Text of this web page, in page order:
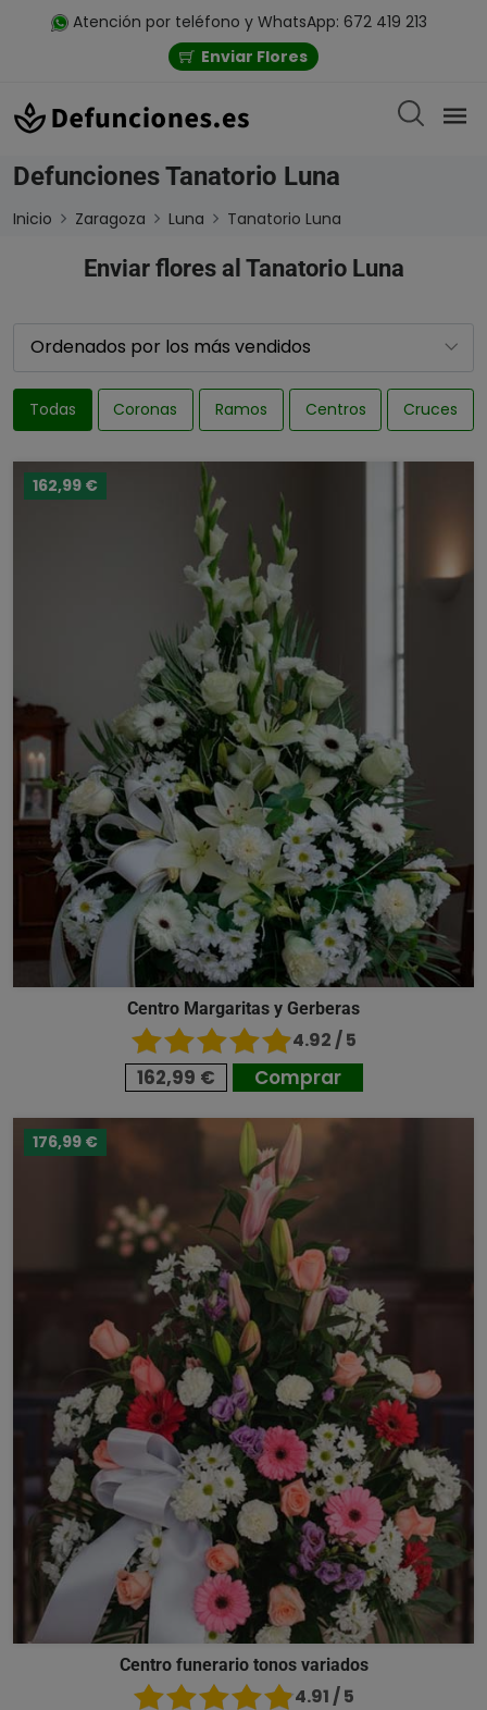
Atención por teléfono y WhatsApp: 672 419 213
Enviar Flores
Defunciones Tanatorio Luna
Inicio Zaragoza Luna Tanatorio Luna
Enviar flores al Tanatorio Luna
Todas Coronas Ramos Centros Cruces
162,99 €
Centro Margaritas y Gerberas
4.92 / 5
162,99 € Comprar
176,99 €
Centro funerario tonos variados
4.91 / 5